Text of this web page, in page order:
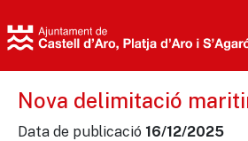
Nova delimitació
Data de publicació 16/12/2025